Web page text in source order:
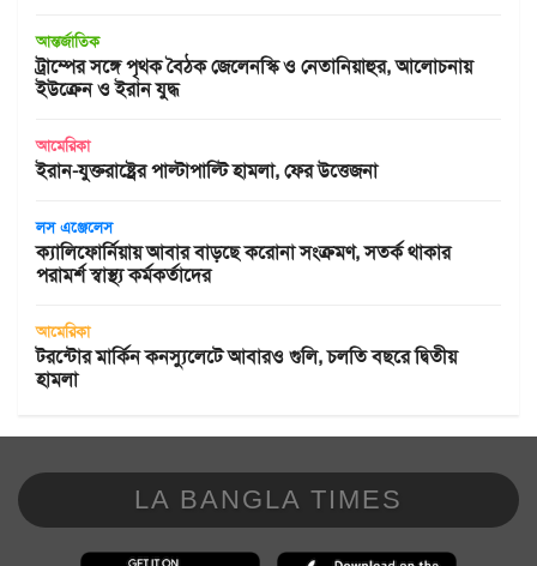
আন্তর্জাতিক
ট্রাম্পের সঙ্গে পৃথক বৈঠক জেলেনস্কি ও নেতানিয়াহুর, আলোচনায়
ইউক্রেন ও ইরান যুদ্ধ
আমেরিকা
ইরান-যুক্তরাষ্ট্রের পাল্টাপাল্টি হামলা, ফের উত্তেজনা
লস এঞ্জেলেস
ক্যালিফোর্নিয়ায় আবার বাড়ছে করোনা সংক্রমণ, সতর্ক থাকার
পরামর্শ স্বাস্থ্য কর্মকর্তাদের
আমেরিকা
টরন্টোর মার্কিন কনস্যুলেটে আবারও গুলি, চলতি বছরে দ্বিতীয়
হামলা
LA BANGLA TIMES